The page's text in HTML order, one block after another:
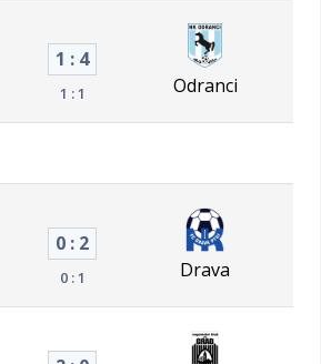
1 : 4
1 : 1 Odranci
0 : 2
0 : 1 Drava